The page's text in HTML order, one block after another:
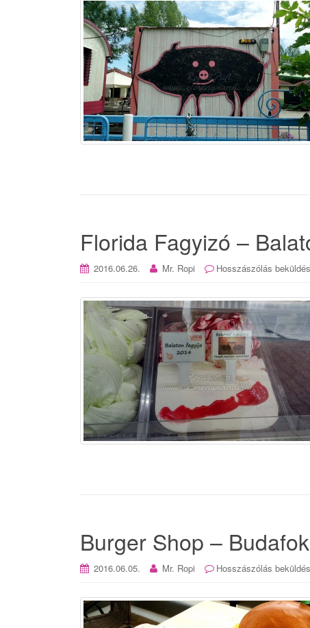
Florida Fagyizó –
2016.06.26. Mr. Ropi Hosszászólás
Burger Shop – Budafok
2016.06.05. Mr. Ropi Hosszászólás